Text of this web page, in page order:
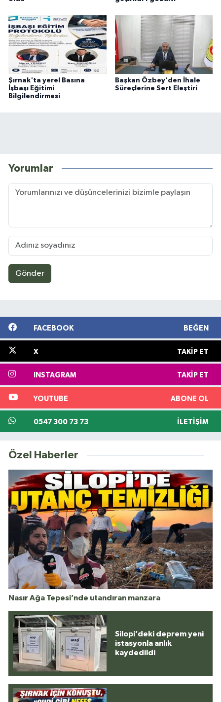
Şırnak'ta yerel Basına
İşbaşı Eğitimi
Bilgilendirmesi
Başkan Özbey'den İhale
Süreçlerine Sert Eleştiri
Yorumlar
Gönder
FACEBOOK BEĞEN
X TAKIP ET
INSTAGRAM TAKIP ET
YOUTUBE ABONE OL
0547 300 73 73 İLETIŞIM
Özel Haberler
Nasır Ağa Tepesi’nde utandıran manzara
Silopi’deki deprem yeni
istasyonla anlık
kaydedildi